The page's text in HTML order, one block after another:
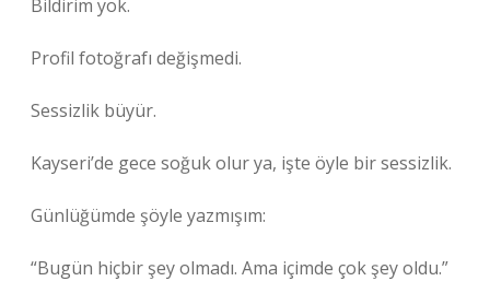
Bildirim yok.
Profil fotoğrafı değişmedi.
Sessizlik büyür.
Kayseri’de gece soğuk olur ya, işte öyle bir sessizlik.
Günlüğümde şöyle yazmışım:
“Bugün hiçbir şey olmadı. Ama içimde çok şey oldu.”